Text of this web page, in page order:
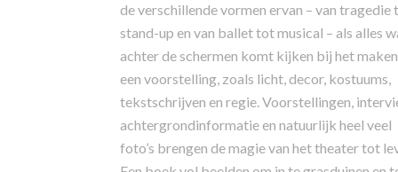
de verschillende vormen ervan – van tragedie
stand-up en van ballet tot musical – als alles
achter de schermen komt kijken bij het
een voorstelling, zoals licht, decor, kostuums,
tekstschrijven en regie. Voorstellingen,
achtergrondinformatie en natuurlijk heel veel
foto’s brengen de magie van het theater tot